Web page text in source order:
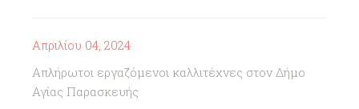
Απριλίου 04, 2024
Απλήρωτοι εργαζόμενοι καλλιτέχνες στον Δήμο
Αγίας Παρασκευής